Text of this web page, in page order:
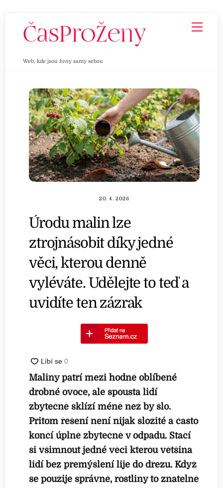
Web, kde jsou ženy samy sebou
20. 4. 2026
Úrodu malin lze
ztrojnásobit díky jedné
věci, kterou denně
vyléváte. Udělejte to teď a
uvidíte ten zázrak
Maliny patří mezi hodně oblíbené
drobné ovoce, ale spousta lidí
zbytečně sklízí méně než by šlo.
Přitom řešení není nijak složité a často
končí úplně zbytečně v odpadu. Stačí
si všimnout jedné věci kterou většina
lidí bez přemýšlení lije do dřezu. Když
se použije správně, rostliny to znatelně